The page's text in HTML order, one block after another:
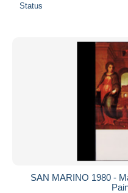
Status
SAN MARINO 1980 -